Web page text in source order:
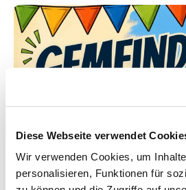
Diese Webseite verwendet
Wir verwenden Cookies, um
personalisieren, Funktionen für